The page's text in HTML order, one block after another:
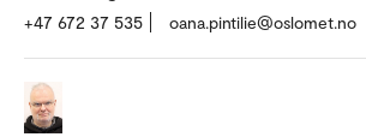
+47 672 37 535 oana.pintilie@oslomet.no